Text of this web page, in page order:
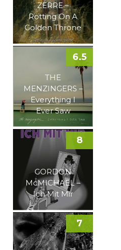
ZERRE –
Rotting On A
Golden Throne
THE
MENZINGERS –
Everything I
Ever Saw
6.5
GORDON
McMICHAEL –
Ich Mit Mir
8
7